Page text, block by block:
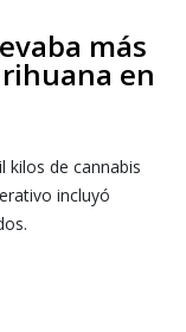
más
en
kilos de cannabis
incluyó